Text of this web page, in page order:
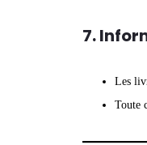
7.
Les
Toute